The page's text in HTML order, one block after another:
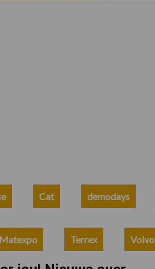
Cat demodays
Matexpo Terrex Volvo